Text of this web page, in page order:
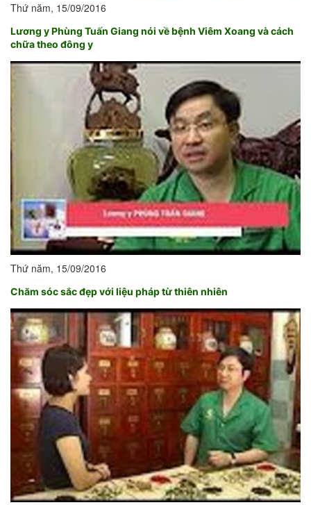
Thứ năm, 15/09/2016
Lương y Phùng Tuấn Giang nói về bệnh Viêm Xoang và cách
chữa theo đông y
Thứ năm, 15/09/2016
Chăm sóc sắc đẹp với liệu pháp từ thiên nhiên